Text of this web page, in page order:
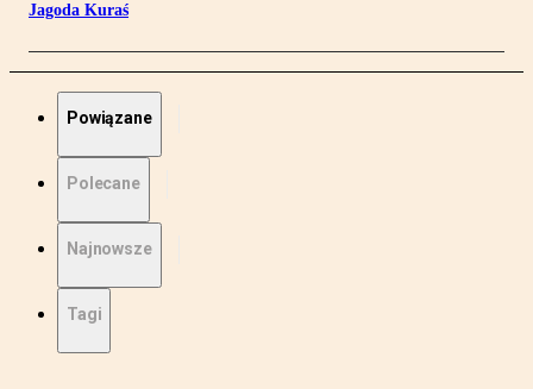
Jagoda Kuraś
Powiązane
Polecane
Najnowsze
Tagi